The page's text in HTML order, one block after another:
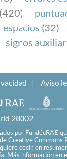
(420)
espacios (32)
signos
Aviso
28002
por FundéuRAE
Creative Commons
decir, en
Más información en